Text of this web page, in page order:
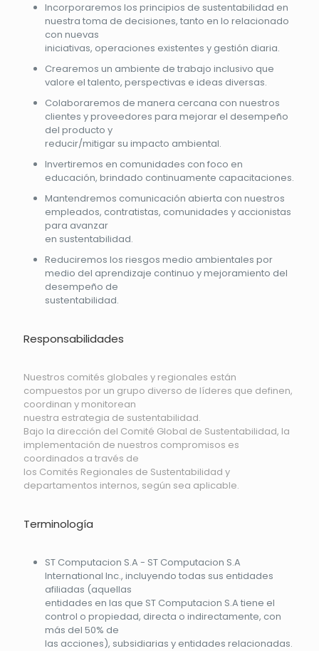
Incorporaremos los principios de sustentabilidad en
nuestra toma de decisiones, tanto en lo relacionado
con nuevas
iniciativas, operaciones existentes y gestión diaria.
Crearemos un ambiente de trabajo inclusivo que
valore el talento, perspectivas e ideas diversas.
Colaboraremos de manera cercana con nuestros
clientes y proveedores para mejorar el desempeño
del producto y
reducir/mitigar su impacto ambiental.
Invertiremos en comunidades con foco en
educación, brindado continuamente capacitaciones.
Mantendremos comunicación abierta con nuestros
empleados, contratistas, comunidades y accionistas
para avanzar
en sustentabilidad.
Reduciremos los riesgos medio ambientales por
medio del aprendizaje continuo y mejoramiento del
desempeño de
sustentabilidad.
Responsabilidades
Nuestros comités globales y regionales están
compuestos por un grupo diverso de líderes que definen,
coordinan y monitorean
nuestra estrategia de sustentabilidad.
Bajo la dirección del Comité Global de Sustentabilidad, la
implementación de nuestros compromisos es
coordinados a través de
los Comités Regionales de Sustentabilidad y
departamentos internos, según sea aplicable.
Terminología
ST Computacion S.A - ST Computacion S.A
International Inc., incluyendo todas sus entidades
afiliadas (aquellas
entidades en las que ST Computacion S.A tiene el
control o propiedad, directa o indirectamente, con
más del 50% de
las acciones), subsidiarias y entidades relacionadas.